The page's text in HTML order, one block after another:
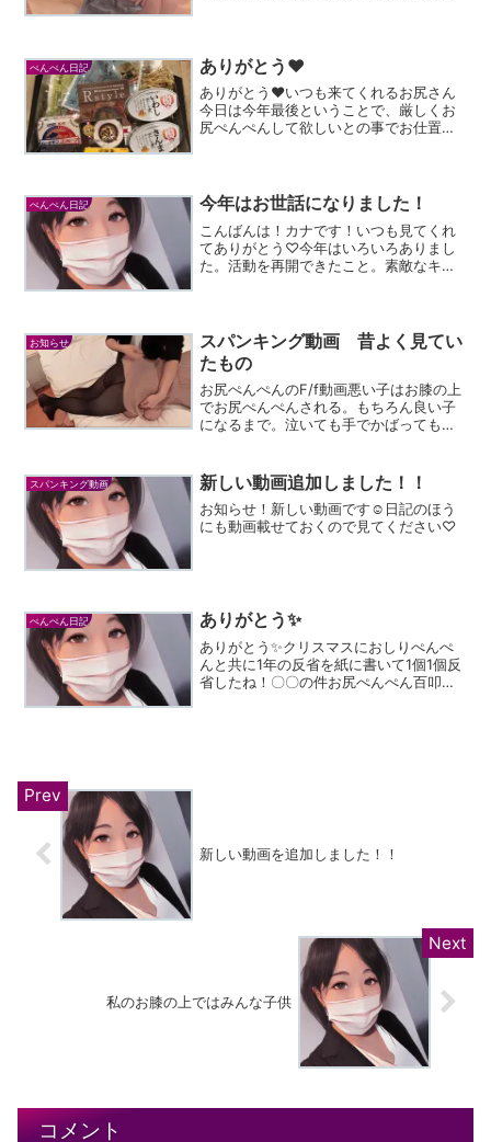
を磨かないと虫歯にな...
ぺんぺん日記 ありがとう♥
ありがとう♥いつも来てくれるお尻さん
今日は今年最後ということで、厳しくお
尻ぺんぺんして欲しいとの事でお仕置き
詰！！！！！大好き缶詰😍❤️本当に...
ぺんぺん日記 今年はお世話になりました！
こんばんは！カナです！いつも見てくれ
てありがとう♡今年はいろいろありまし
た。活動を再開できたこと。素敵なキー
らの愛を感じられたこと。...
お知らせ
スパンキング動画 昔よく見てい
たもの
お尻ぺんぺんのF/f動画悪い子はお膝の上
でお尻ぺんぺんされる。もちろん良い子
になるまで。泣いても手でかばっても厳
いろんなシーンもあれば、どんな状況か
とか。父からなの...
スパンキング動画 新しい動画追加しました！！
お知らせ！新しい動画です☺日記のほう
にも動画載せておくので見てください♡
ぺんぺん日記 ありがとう✨
ありがとう✨クリスマスにおしりぺんぺ
んと共に1年の反省を紙に書いて1個1個反
省したね！〇〇の件お尻ぺんぺん百叩き
新しい動画を追加しました！！
私のお膝の上ではみんな子供
コメント